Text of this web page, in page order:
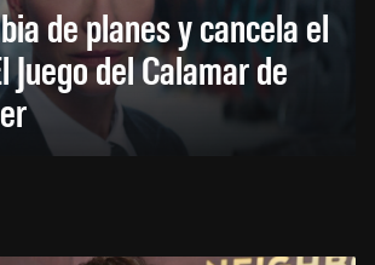
de planes y cancela el
Juego del Calamar de